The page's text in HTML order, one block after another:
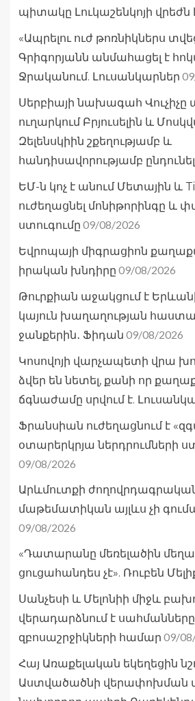
պիտակը Լուկաշենկոյի վրեժն
«Ապրելու ուժ թոռնիկներս
Գրիգորյանն անմահացել է
Ջրականում. Լուսանկարներ
Սերբիայի նախագահ Վուչիչը
ուղարկում Բրյուսելին և
Զելենսկիին շքեղությամբ և
հանդիսավորությամբ
ԵՄ-ն կոչ է անում Մետային և
ուժեղացնել մոնիթորինգը և
ստուգումը 09/08/2026
Եվրոպայի միգրացիոն
իրական խնդիրը 09/08/2026
Թուրքիան աջակցում է
կայուն խաղաղության
ջանքերին․ Ֆիդան 09/08/2026
Կոսովոյի վարչապետի վրա
ձվեր են նետել, քանի որ
ճգնաժամը սրվում է.
Ֆրանսիան ուժեղացնում է
օտարերկրյա ներդրումների
09/08/2026
Արևմուտքի
մաթեմատիկան այլևս չի
09/08/2026
«Դատարանը մեռելածին
ցուցահանդես չէ». Ռուբեն
Սանչեսի և Մելոնիի միջև
վերադարձնում է
զբոսաշրջիկների համար 09/
Հայ Առաքելական եկեղեցին
Աստվածածնի վերափոխման